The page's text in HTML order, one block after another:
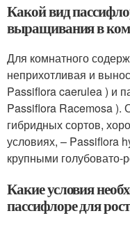
Какой вид
выращивания в
Для комнатного
неприхотливая и
Passiflora caerulea ) и
Passiflora Racemosa ).
гибридных сортов,
условиях, – Passiflora
крупными голубовато-
Какие условия
пассифлоре для